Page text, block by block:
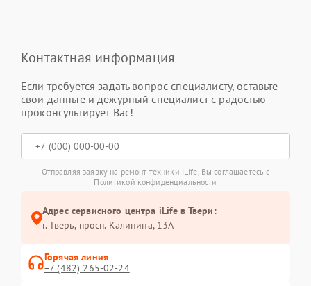
Контактная информация
Если требуется задать вопрос специалисту, оставьте
свои данные и дежурный специалист с радостью
проконсультирует Вас!
Отправляя заявку на ремонт техники iLife, Вы соглашаетесь с
Политикой конфиденциальности
Адрес сервисного центра iLife в Твери:
г. Тверь, просп. Калинина, 13А
Горячая линия
+7 (482) 265-02-24